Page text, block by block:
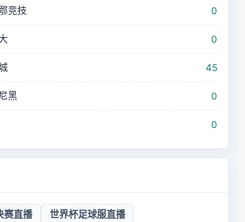
竞技 0
0
45
黑 0
0
赛直播
世界杯足球服直播